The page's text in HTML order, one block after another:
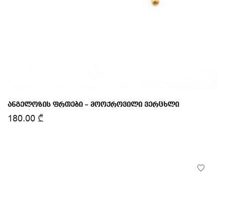
ანგელოზის ფრთები – მოოქროვილი ვერცხლი
180.00 ₾